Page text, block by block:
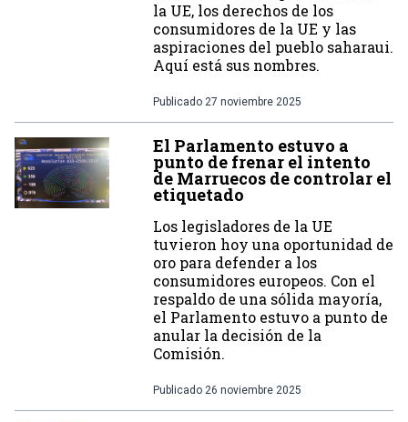
la UE, los derechos de los
consumidores de la UE y las
aspiraciones del pueblo saharaui.
Aquí está sus nombres.
Publicado 27 noviembre 2025
El Parlamento estuvo a
punto de frenar el intento
de Marruecos de controlar el
etiquetado
Los legisladores de la UE
tuvieron hoy una oportunidad de
oro para defender a los
consumidores europeos. Con el
respaldo de una sólida mayoría,
el Parlamento estuvo a punto de
anular la decisión de la
Comisión.
Publicado 26 noviembre 2025